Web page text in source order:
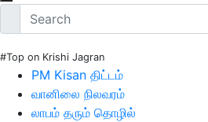
#Top on Krishi Jagran
PM Kisan திட்டம்
வானிலை நிலவரம்
லாபம் தரும் தொழில்